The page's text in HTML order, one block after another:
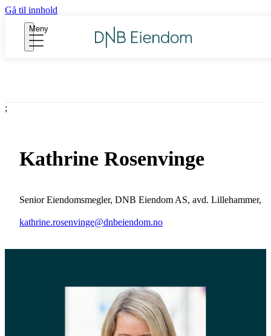
Gå til innhold
Meny
;
Kathrine Rosenvinge
Senior Eiendomsmegler, DNB Eiendom AS, avd. Lillehammer,
kathrine.rosenvinge@dnbeiendom.no